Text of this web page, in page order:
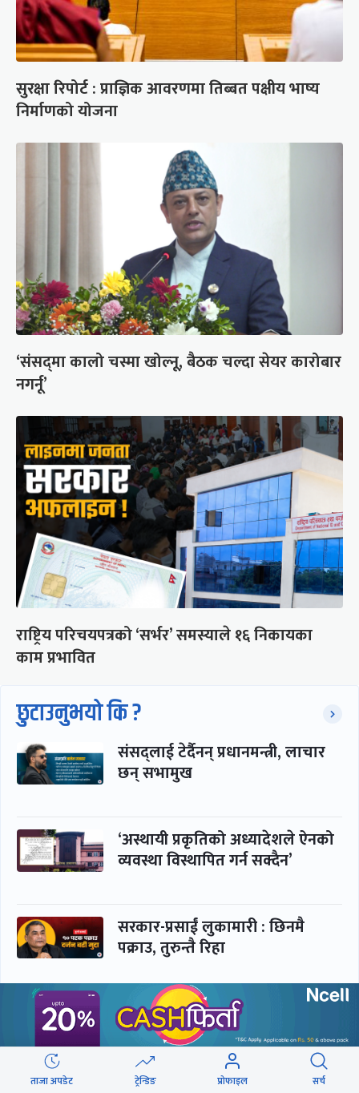
सुरक्षा रिपोर्ट : प्राज्ञिक आवरणमा तिब्बत पक्षीय भाष्य
निर्माणको योजना
‘संसद्‍मा कालो चस्मा खोल्नू, बैठक चल्दा सेयर कारोबार
नगर्नू’
राष्ट्रिय परिचयपत्रको ‘सर्भर’ समस्याले १६ निकायका
काम प्रभावित
छुटाउनुभयो कि ?
संसद्लाई टेर्दैनन् प्रधानमन्त्री, लाचार
छन् सभामुख
‘अस्थायी प्रकृतिको अध्यादेशले ऐनको
व्यवस्था विस्थापित गर्न सक्दैन’
सरकार-प्रसाईं लुकामारी : छिनमै
पक्राउ, तुरुन्तै रिहा
‘कामचलाउ’ नेतृत्वले थलियो स्वास्थ्य
क्षेत्र
ताजा अपडेट ट्रेन्डिङ प्रोफाइल सर्च